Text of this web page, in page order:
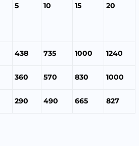
5 10 15 20
438 735 1000 1240
360 570 830 1000
290 490 665
827